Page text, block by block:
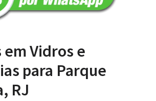
Vidros e
para Parque
RJ